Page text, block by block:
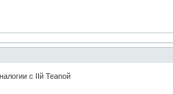
с IIй Teanой